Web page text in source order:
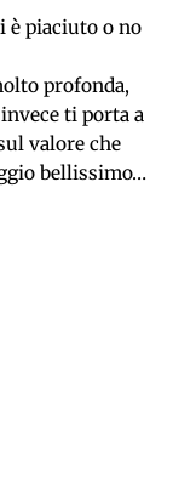
è piaciuto o no
profonda,
ti porta a
valore che
bellissimo…